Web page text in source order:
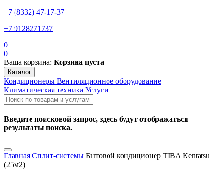
+7 (8332) 47-17-37
+7 9128271737
0
0
Ваша корзина: Корзина пуста
Каталог
Кондиционеры Вентиляционное оборудование
Климатическая техника Услуги
Введите поисковой запрос, здесь будут отображаться
результаты поиска.
Главная Сплит-системы Бытовой кондиционер TIBA Kentatsu
(25м2)